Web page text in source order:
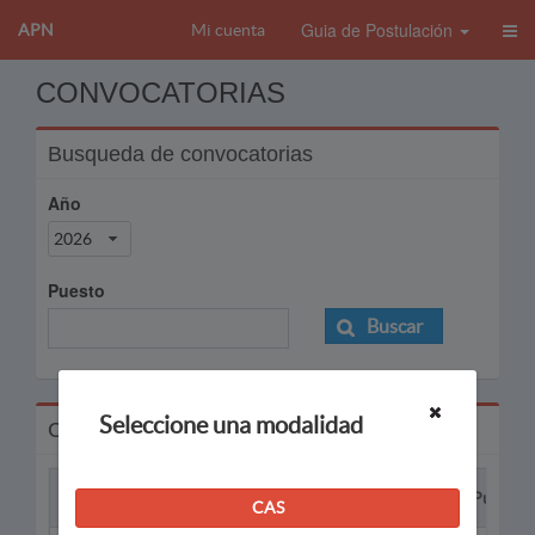
APN Mi cuenta Guia de Postulación
CONVOCATORIAS
Busqueda de convocatorias
Año
2026
Puesto
Buscar
Convocatorias
Puesto
Seleccione una modalidad
CAS